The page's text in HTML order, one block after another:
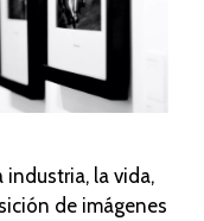
industria, la vida,
de imágenes